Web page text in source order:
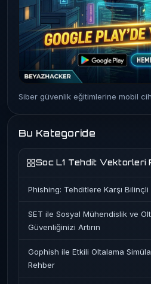
Siber güvenlik eğitimlerine mobil
Bu Kategoride
Soc L1 Tehdit Vektorleri
Phishing: Tehditlere Karşı Bilinçli
SET ile Sosyal Mühendislik ve
Güvenliğinizi Artırın
Gophish ile Etkili Oltalama
Rehber